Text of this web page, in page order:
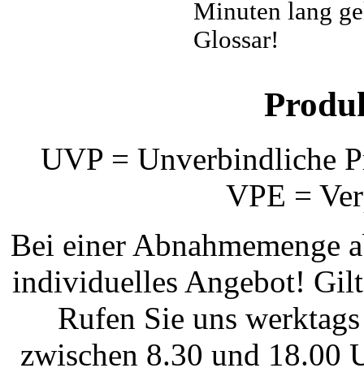
Minuten lang
Glossar!
UVP = Unverbindliche
VPE =
Bei einer Abnahmemenge
individuelles Angebot!
Rufen Sie uns
zwischen 8.30 und 18.00